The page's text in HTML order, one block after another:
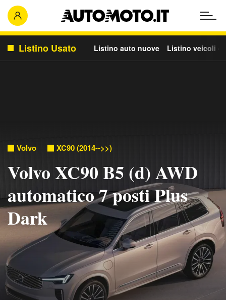
Listino Usato Listino auto nuove Listino veicoli
Volvo XC90 (2014-->>)
Volvo XC90 B5 (d) AWD
automatico 7 posti Plus
Dark